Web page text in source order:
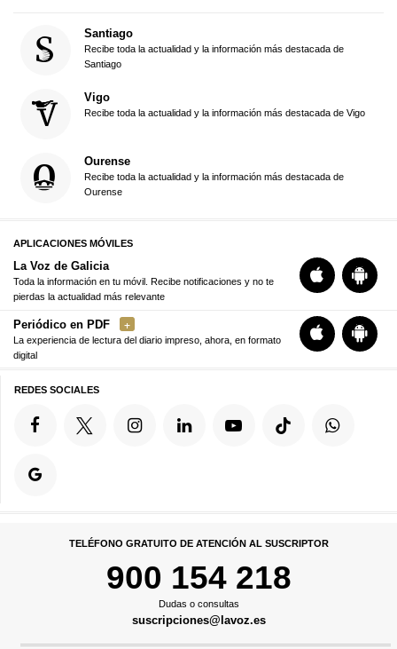
Santiago
Recibe toda la actualidad y la información más destacada de
Santiago
Vigo
Recibe toda la actualidad y la información más destacada de Vigo
Ourense
Recibe toda la actualidad y la información más destacada de
Ourense
APLICACIONES MÓVILES
La Voz de Galicia
Toda la información en tu móvil. Recibe notificaciones y no te
pierdas la actualidad más relevante
Periódico en PDF
La experiencia de lectura del diario impreso, ahora, en formato
digital
REDES SOCIALES
TELÉFONO GRATUITO DE ATENCIÓN AL SUSCRIPTOR
900 154 218
Dudas o consultas
suscripciones@lavoz.es